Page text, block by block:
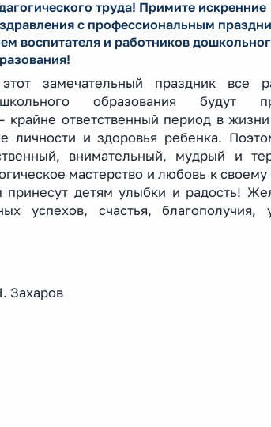
труда! Примите искренние
с профессиональным
воспитателя и работников
замечательный праздник все
образования будут
ответственный период в
личности и здоровья ребенка.
внимательный, мудрый и
мастерство и любовь к
принесут детям улыбки и радость!
успехов, счастья, благополучия,
П. Н. Захаров